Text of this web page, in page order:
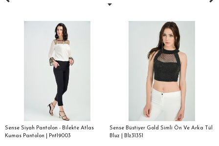
Sense Siyah Pantolon - Bilekte Atlas
Kumas Pantolon | Pnt19003
Sense Büstiyer Gold Simli Ön Ve Arka Tül
Bluz | Blz31351